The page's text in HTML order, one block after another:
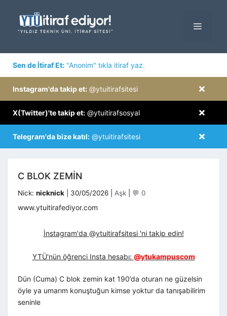
MENÜ
Sen de İtiraf Et: "Anonim" tıkla itiraf yaz.
×
Instagram'da takip et: @ytuitirafsitesi
×
X(Twitter)'te takip et: @ytuitirafsosyal
×
Telegram'da bize katıl: @ytuitirafsitesi
C BLOK ZEMIN
Nick: nicknick 30/05/2026 Kategoriler
Aşk 💬 0
www.ytuitirafediyor.com
İnstagram'da @ytuitirafsitesi 'ni takip edin!
YTÜ'nün öğrenci Insta hesabı: @ytukampuscom
Dün (Cuma) C blok zemin kat 190’da oturan ne güzelsin
öyle ya umarım konuştuğun kimse yoktur da tanışabilirim
seninle